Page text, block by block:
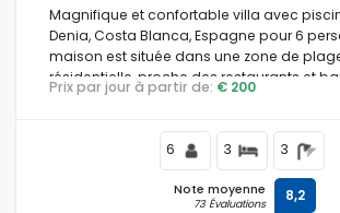
Magnifique et confortable villa avec
Denia, Costa Blanca, Espagne pour 6
maison est située dans une zone de
résidentielle, proche des restaurants et
la plage de Las Marinas, Denia et à 0,5 km
Prix par jour à partir de: € 200
6 3 3
Note moyenne
73 Évaluations 8,2